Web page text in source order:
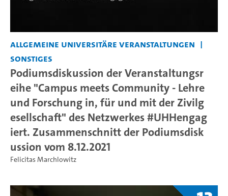
Allgemeine universitäre Veranstaltungen
Sonstiges
Podiumsdiskussion der Veranstaltungsr
eihe "Campus meets Community - Lehre
und Forschung in, für und mit der Zivilg
esellschaft" des Netzwerkes #UHHengag
iert. Zusammenschnitt der Podiumsdisk
ussion vom 8.12.2021
Felicitas Marchlowitz